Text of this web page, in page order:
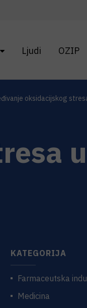
Ljudi OZIP
oksidacijskog
u
KATEGORIJA
Farmaceutska
Medicina